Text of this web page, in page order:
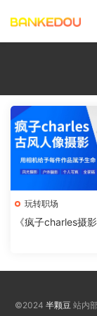
玩转职场
《疯子charles摄
©2024 半颗豆站内